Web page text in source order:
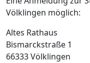
Völklingen möglich:
Altes Rathaus
Bismarckstraße 1
66333 Völklingen